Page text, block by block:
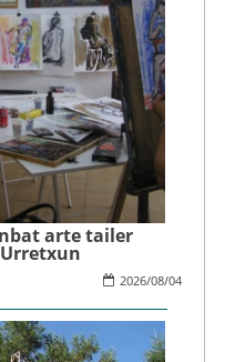
arte tailer
2026/08/04